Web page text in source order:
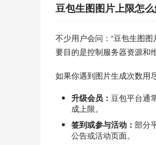
豆包生图图片上限怎
不少用户会问：“豆包生图
要目的是控制服务器资源和
如果你遇到图片生成次数用
升级会员： 豆包平台通
成上限。
签到或参与活动： 部分
公告或活动页面。